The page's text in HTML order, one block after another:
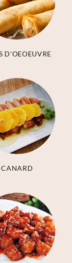
D'OEOEUVRE
CANARD